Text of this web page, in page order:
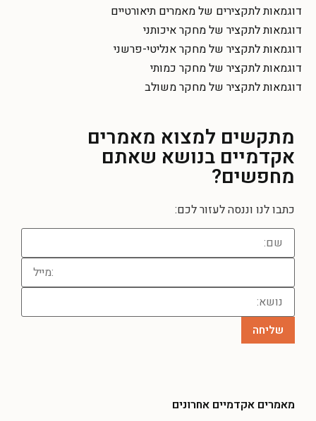
דוגמאות לתקצירים של מאמרים תיאורטיים
דוגמאות לתקציר של מחקר איכותני
דוגמאות לתקציר של מחקר אנליטי-פרשני
דוגמאות לתקציר של מחקר כמותי
דוגמאות לתקציר של מחקר משולב
מתקשים למצוא מאמרים
אקדמיים בנושא שאתם
מחפשים?
כתבו לנו וננסה לעזור לכם:
מאמרים אקדמיים אחרונים